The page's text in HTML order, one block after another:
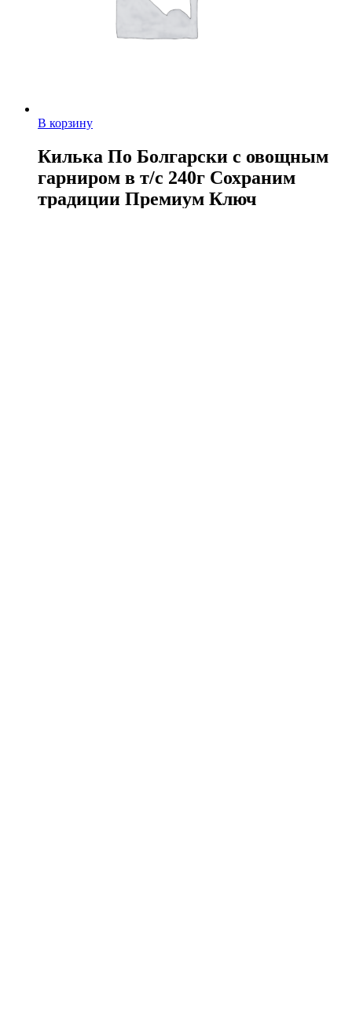
В корзину
Килька По Болгарски с овощным
гарниром в т/с 240г Сохраним
традиции Премиум Ключ